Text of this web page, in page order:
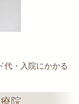
代・入院にかかる